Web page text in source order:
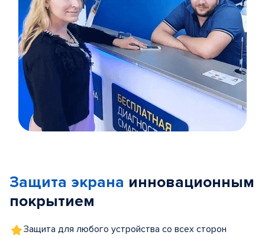
5
Защита экрана инновационным
покрытием
Защита для любого устройства со всех сторон